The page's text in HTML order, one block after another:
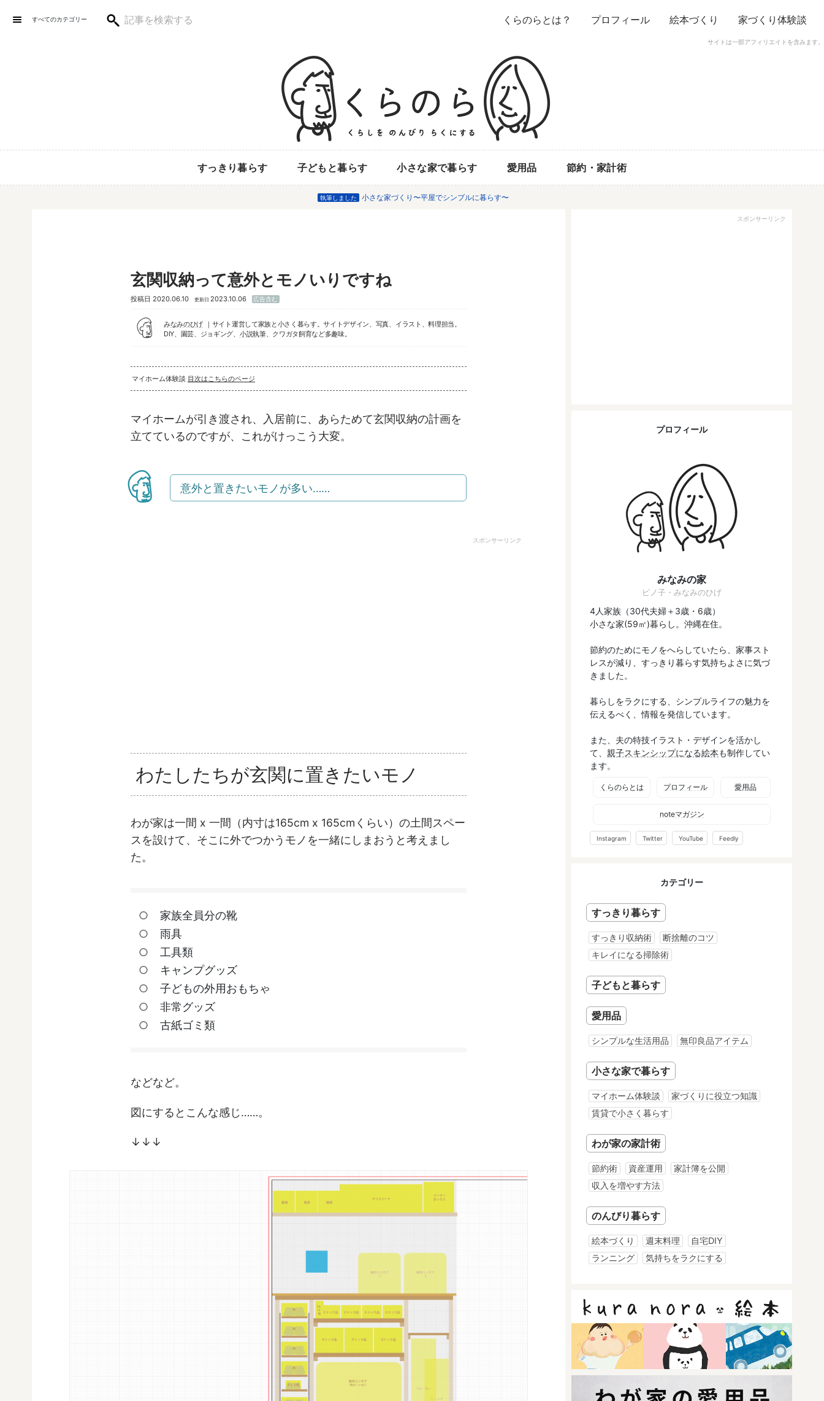
サイトは一部アフィリエイトを含みます。
すべてのカテゴリー くらのらとは？ プロフィール 絵本づくり 家づくり体験談
すっきり暮らす 子どもと暮らす 小さな家で暮らす 愛用品 節約・家計術
執筆しました 小さな家づくり〜平屋でシンプルに暮らす〜
玄関収納って意外とモノいりですね
投稿日 2020.06.10 更新日 2023.10.06 広告含む
みなみのひげ
サイト運営して家族と小さく暮らす。サイトデザイン、写真、イラスト、料理担当。
DIY、園芸、ジョギング、 小説執筆、クワガタ飼育など多趣味。
マイホーム体験談 目次はこちらのページ
マイホームが引き渡され、入居前に、あらためて玄関収納の計画を
立てているのですが、これがけっこう大変。
意外と置きたいモノが多い……
スポンサーリンク
わたしたちが玄関に置きたいモノ
わが家は一間 x 一間（内寸は165cm x 165cmくらい）の土間スペー
スを設けて、そこに外でつかうモノを一緒にしまおうと考えまし
た。
家族全員分の靴
雨具
工具類
キャンプグッズ
子どもの外用おもちゃ
非常グッズ
古紙ゴミ類
などなど。
図にするとこんな感じ……。
↓↓↓
スポンサーリンク
プロフィール
みなみの家
ピノ子・みなみのひげ
4人家族（30代夫婦＋3歳・6歳）
小さな家(59㎡)暮らし。沖縄在住。
節約のためにモノをへらしていたら、家事スト
レスが減り、すっきり暮らす気持ちよさに気づ
きました。
暮らしをラクにする、シンプルライフの魅力を
伝えるべく、情報を発信しています。
また、夫の特技イラスト・デザインを活かし
て、 親子スキンシップになる絵本も制作してい
ます。
くらのらとは プロフィール 愛用品
noteマガジン
Instagram Twitter YouTube Feedly
カテゴリー
すっきり暮らす
すっきり収納術
断捨離のコツ
キレイになる掃除術
子どもと暮らす
愛用品
シンプルな生活用品 無印良品アイテム
小さな家で暮らす
マイホーム体験談
家づくりに役立つ知識
賃貸で小さく暮らす
わが家の家計術
節約術 資産運用
家計簿を公開
収入を増やす方法
のんびり暮らす
絵本づくり 週末料理
自宅DIY
ランニング
気持ちをラクにする